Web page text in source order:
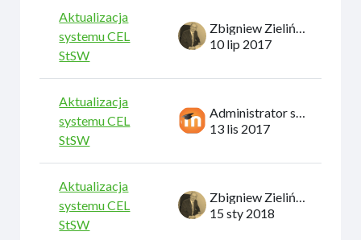
Aktualizacja
systemu CEL
StSW
10 lip 2017
Aktualizacja
systemu CEL
StSW
13 lis 2017
Aktualizacja
systemu CEL
StSW
15 sty 2018